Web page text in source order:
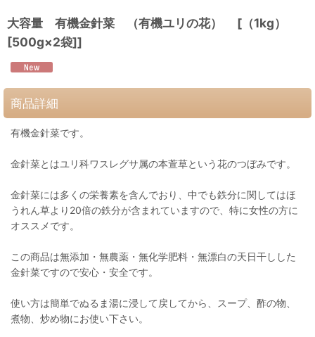
大容量 有機金針菜 （有機ユリの花） [（1kg）
[500g×2袋]]
商品詳細
有機金針菜です。
金針菜とはユリ科ワスレグサ属の本萱草という花のつぼみです。
金針菜には多くの栄養素を含んでおり、中でも鉄分に関してはほ
うれん草より20倍の鉄分が含まれていますので、特に女性の方に
オススメです。
この商品は無添加・無農薬・無化学肥料・無漂白の天日干しした
金針菜ですので安心・安全です。
使い方は簡単でぬるま湯に浸して戻してから、スープ、酢の物、
煮物、炒め物にお使い下さい。